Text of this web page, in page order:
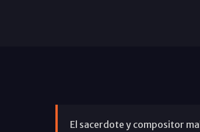
El sacerdote y compositor